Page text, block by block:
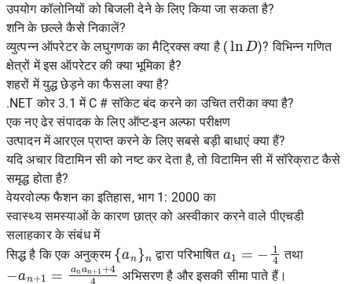
उपयोग कॉलोनियों को बिजली देने के लिए किया जा सकता है?
शनि के छल्ले कैसे निकालें?
व्युत्पन्न ऑपरेटर के लघुगणक का मैट्रिक्स क्या है (
ln D
)? विभिन्न गणित
क्षेत्रों में इस ऑपरेटर की क्या भूमिका है?
शहरों में युद्ध छेड़ने का फैसला क्या है?
.NET कोर 3.1 में C # सॉकेट बंद करने का उचित तरीका क्या है?
एक नए ढेर संपादक के लिए ऑप्ट-इन अल्फा परीक्षण
उत्पादन में आरएल प्राप्त करने के लिए सबसे बड़ी बाधाएं क्या हैं?
यदि अचार विटामिन सी को नष्ट कर देता है, तो विटामिन सी में सॉरेक्राट कैसे
समृद्ध होता है?
वेयरवोल्फ फैशन का इतिहास, भाग 1: 2000 का
स्वास्थ्य समस्याओं के कारण छात्र को अस्वीकार करने वाले पीएचडी
सलाहकार के संबंध में
सिद्ध है कि एक अनुक्रम
{a }n
द्वारा परिभाषित
4
तथा
an a nan+1+4 4
अभिसरण है और इसकी सीमा पाते हैं।